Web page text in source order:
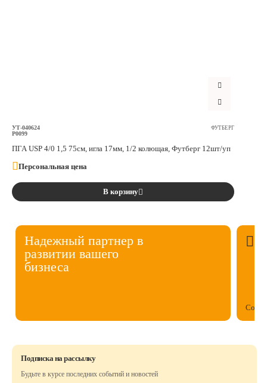
УТ-040624
P0099
ФУТБЕРГ
ПГА USP 4/0 1,5 75см, игла 17мм, 1/2 колющая, Футберг 12шт/уп
Персональная цена
В корзину
Надежный партнер в
развитии вашего
бизнеса
Подписка на рассылку
Будьте в курсе последних событий и новостей